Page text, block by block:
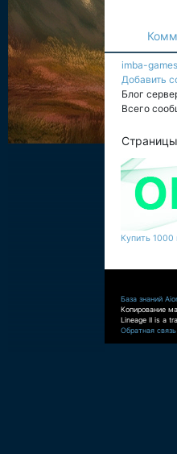
imba-
Добавить
Блог
Всего
Купить 1000
База знаний
Копирование
Lineage II is a
Обратная связь